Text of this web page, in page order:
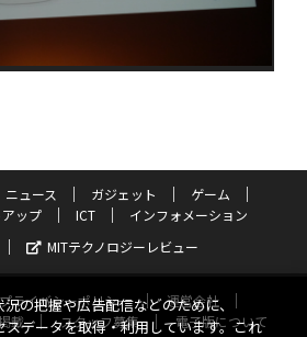
ニュース ガジェット
ゲーム
ップ ICT
インフォメーション
MITテクノロジーレビュー
ライバシーポリシー
運営会社
載 スタッフ募集
電子版について
の把握や広告配信などのために、
スデータを取得・利用しています。これ